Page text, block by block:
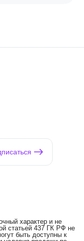
характер и не
статьей 437 ГК РФ не
быть доступны к